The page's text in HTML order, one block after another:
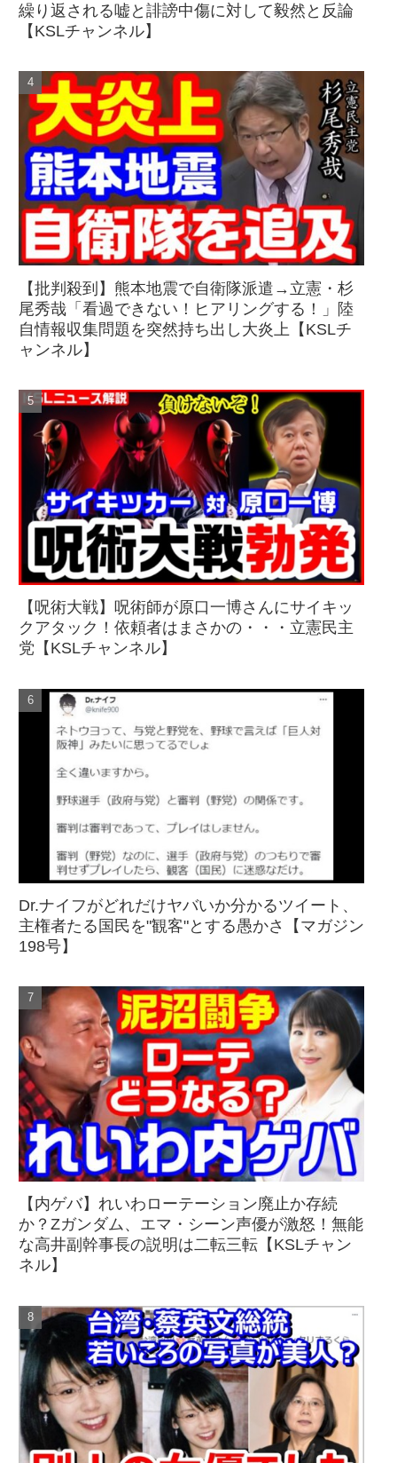
繰り返される嘘と誹謗中傷に対して毅然と反論
【KSLチャンネル】
【批判殺到】熊本地震で自衛隊派遣→立憲・杉
尾秀哉「看過できない！ヒアリングする！」陸
自情報収集問題を突然持ち出し大炎上【KSLチ
ャンネル】
【呪術大戦】呪術師が原口一博さんにサイキッ
クアタック！依頼者はまさかの・・・立憲民主
党【KSLチャンネル】
Dr.ナイフがどれだけヤバいか分かるツイート、
主権者たる国民を"観客"とする愚かさ【マガジン
198号】
【内ゲバ】れいわローテーション廃止か存続
か？Zガンダム、エマ・シーン声優が激怒！無能
な高井副幹事長の説明は二転三転【KSLチャン
ネル】